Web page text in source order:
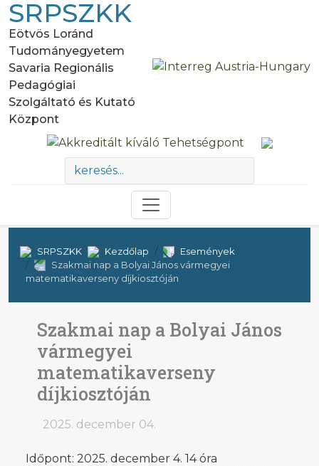
SRPSZKK
Eötvös Loránd
Tudományegyetem
Savaria Regionális
Pedagógiai
Szolgáltató és Kutató
Központ
SRPSZKK Kezdőlap
Események
Szakmai nap a Bolyai János vármegyei
matematikaverseny díjkiosztóján
Szakmai nap a Bolyai János
vármegyei
matematikaverseny
díjkiosztóján
2025. december 04.
Időpont: 2025. december 4. 14 óra